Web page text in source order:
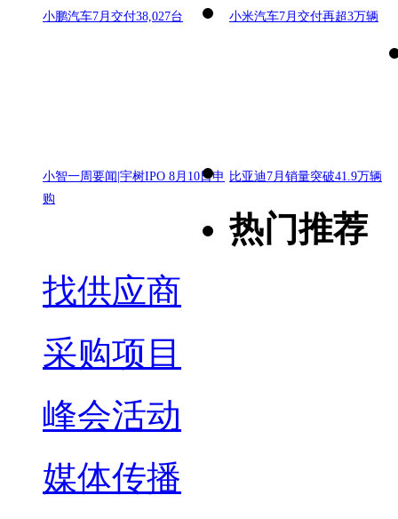
小鹏汽车7月交付38,027台 小米汽车7月交付再超3万辆
小智一周要闻|宇树IPO 8月10日申
购
比亚迪7月销量突破41.9万辆
热门推荐
找供应商
采购项目
峰会活动
媒体传播